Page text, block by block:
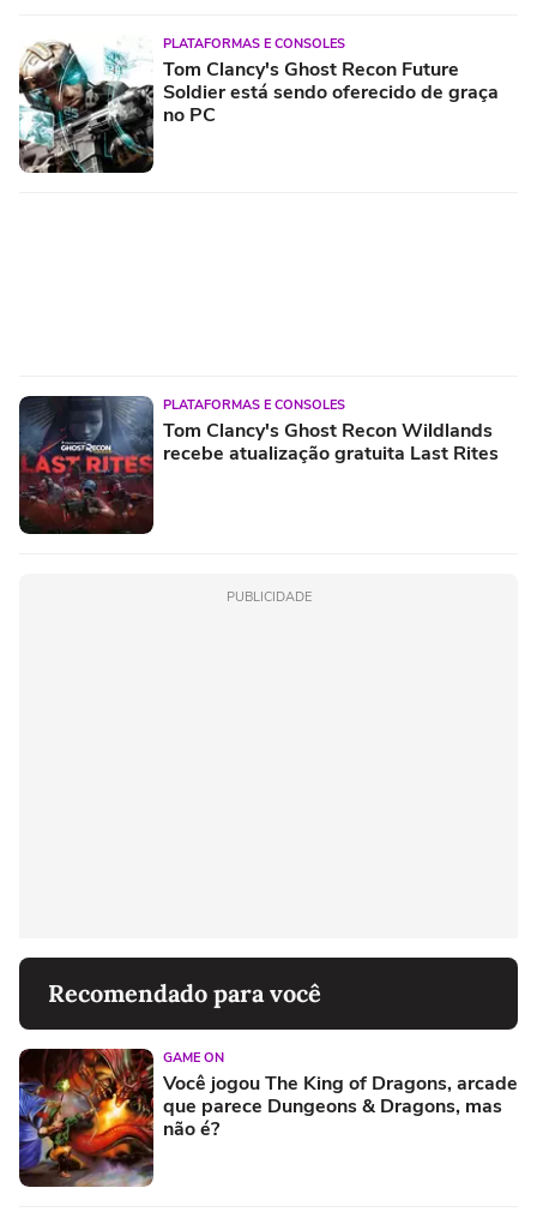
PLATAFORMAS E CONSOLES
Tom Clancy's Ghost Recon Future
Soldier está sendo oferecido de graça
no PC
PLATAFORMAS E CONSOLES
Tom Clancy's Ghost Recon Wildlands
recebe atualização gratuita Last Rites
PUBLICIDADE
Recomendado para você
GAME ON
Você jogou The King of Dragons, arcade
que parece Dungeons & Dragons, mas
não é?